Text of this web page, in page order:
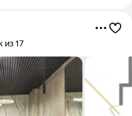
из 17